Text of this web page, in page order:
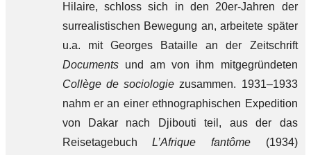
Hilaire, schloss sich in den 20er-Jahren der
surrealistischen Bewegung an, arbeitete später
u.a. mit Georges Bataille an der Zeitschrift
Documentsund am von ihm mitgegründeten
Collège de sociologiezusammen. 1931–1933
nahm er an einer ethnographischen Expedition
von Dakar nach Djibouti teil, aus der das
Reisetagebuch L’Afrique fantôme (1934)